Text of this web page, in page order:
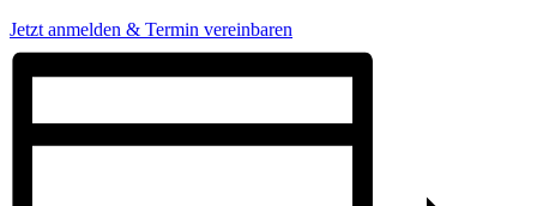
Jetzt anmelden & Termin vereinbaren